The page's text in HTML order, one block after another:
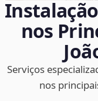
nos
Serviços
nos